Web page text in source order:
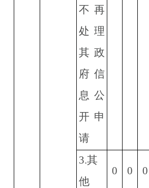
不再
处理
其政
府信
息公
开申
请
3.其
他
0 0 0